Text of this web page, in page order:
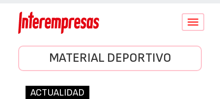
Conmutar
MATERIAL DEPORTIVO
ACTUALIDAD